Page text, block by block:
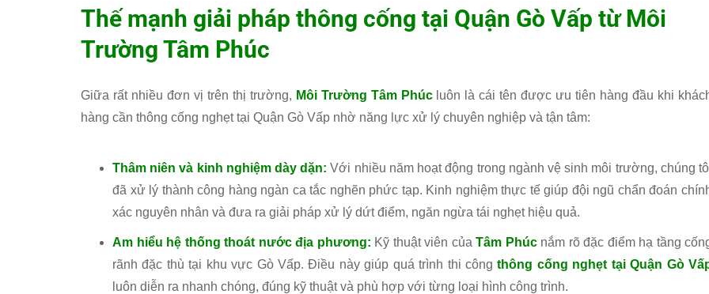
Thế mạnh giải pháp thông cống tại Quận Gò Vấp từMôi
Trường Tâm Phúc
Giữa rất nhiều đơn vị trên thị trường, Môi Trường Tâm Phúcluôn là cái tên được ưu tiên hàng đầu khi
hàng cần thông cống nghẹt tại Quận Gò Vấp nhờ năng lực xử lý chuyên nghiệp và tận tâm:
Thâm niên và kinh nghiệm dày dặn: Với nhiều năm hoạt động trong ngành vệ sinh môi trường, chúng
đã xử lý thành công hàng ngàn ca tắc nghẽn phức tạp. Kinh nghiệm thực tế giúp đội ngũ chẩn đoán
xác nguyên nhân và đưa ra giải pháp xử lý dứt điểm, ngăn ngừa tái nghẹt hiệu quả.
Am hiểu hệ thống thoát nước địa phương: Kỹ thuật viên của Tâm Phúcnắm rõ đặc điểm hạ tầng
rãnh đặc thù tại khu vực Gò Vấp. Điều này giúp quá trình thi côngthông cống nghẹt tại Quận Gò
luôn diễn ra nhanh chóng, đúng kỹ thuật và phù hợp với từng loại hình công trình.